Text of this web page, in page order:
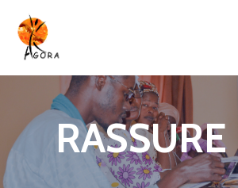
AGORA
Domaines
D’interventionRASSURE